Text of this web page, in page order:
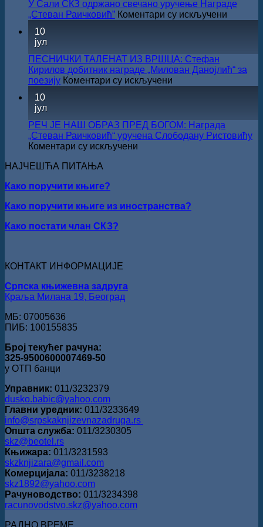
У Сали СКЗ одржано свечано уручење Награде
„Стеван Раичковић” Коментари су искључени
свечано
Награде
10
јул
ПЕСНИЧКИ ТАЛЕНАТ ИЗ ВРШЦА: Стефан
Кирилов добитник награде „Милован Данојлић“ за
поезију Коментари су искључени
ВРШЦА:
Стефан
Кирилов
поезију
10
јул
РЕЧ ЈЕ НАШ ОБРАЗ ПРЕД БОГОМ: Награда
„Стеван Раичковић“ уручена Слободану Ристовићу
Коментари су искључени
БОГОМ:
НАЈЧЕШЋА ПИТАЊА
Како поручити књиге?
Како поручити књиге из иностранства?
Како постати члан СКЗ?
КОНТАКТ ИНФОРМАЦИЈЕ
Српска књижевна задруга
Краља Милана 19, Београд
МБ: 07005636
ПИБ: 100155835
Број текућег рачуна:
325-9500600007469-50
у ОТП банци
Управник: 011/3232379
dusko.babic@yahoo.com
Главни уредник: 011/3233649
info@srpskaknjizevnazadruga.rs
Општа служба: 011/3230305
skz@beotel.rs
Књижара: 011/3231593
skzknjizara@gmail.com
Комерцијала: 011/3238218
skz1892@yahoo.com
Рачуноводство: 011/3234398
racunovodstvo.skz@yahoo.com
РАДНО ВРЕМЕ